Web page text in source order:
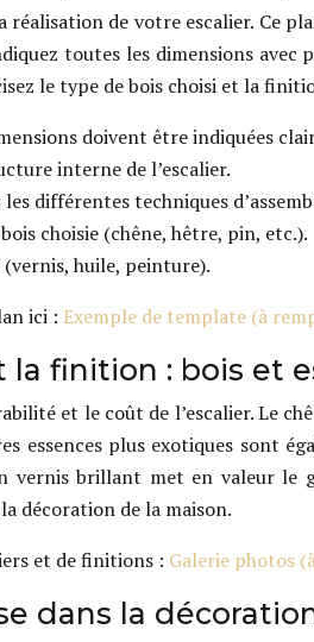
de votre escalier. Ce
toutes les dimensions
le type de bois choisi et la
doivent être indiquées
interne de l’escalier.
différentes techniques
choisie (chêne, hêtre, pin, etc.).
huile, peinture).
ici : Exemple de template (à
la finition : bois et
et le coût de l’escalier. Le
essences plus exotiques sont
vernis brillant met en valeur
décoration de la maison.
et de finitions : Galerie photos
dans la